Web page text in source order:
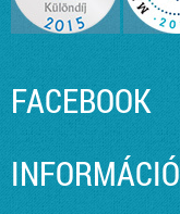
FACEBOOK
INFORMÁCIÓ